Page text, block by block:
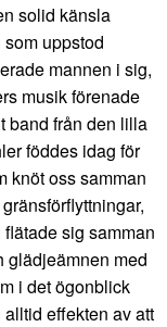
solid känsla
uppstod
mannen i sig,
musik förenade
band från den lilla
föddes idag för
knöt oss samman
sig samman
glädjeämnen med
i det ögonblick
effekten av att